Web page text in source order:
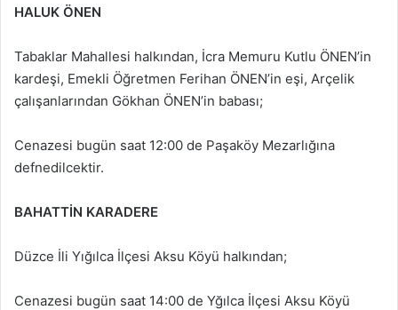
HALUK ÖNEN
Tabaklar Mahallesi halkından, İcra Memuru Kutlu ÖNEN’in
kardeşi, Emekli Öğretmen Ferihan ÖNEN’in eşi, Arçelik
çalışanlarından Gökhan ÖNEN’in babası;
Cenazesi bugün saat 12:00 de Paşaköy Mezarlığına
defnedilcektir.
BAHATTİN KARADERE
Düzce İli Yığılca İlçesi Aksu Köyü halkından;
Cenazesi bugün saat 14:00 de Yğılca İlçesi Aksu Köyü